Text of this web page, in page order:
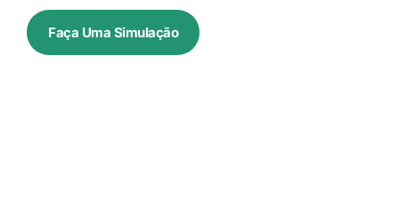
Faça Uma Simulação